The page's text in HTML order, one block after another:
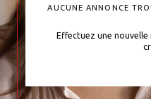
AUCUNE ANNONCE
Effectuez une